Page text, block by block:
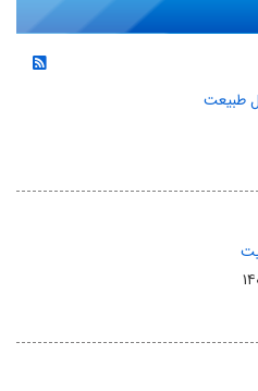
طبیعت